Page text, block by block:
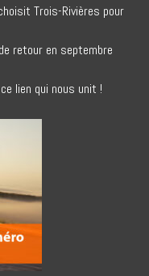
Trois-Rivières pour
retour en septembre
lien qui nous unit !